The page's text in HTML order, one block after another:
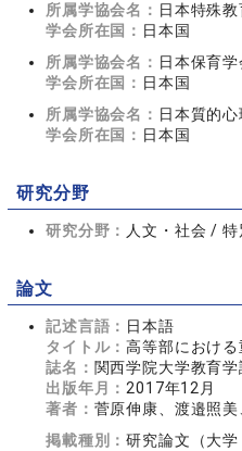
所属学協会名： 日本特殊
学会所在国： 日本国
所属学協会名： 日本保育学
学会所在国： 日本国
所属学協会名： 日本質的
学会所在国： 日本国
研究分野
研究分野： 人文・社会 /
論文
記述言語： 日本語
タイトル：高等部におけ
誌名： 関西学院大学教育
出版年月： 2017年12月
著者： 菅原伸康、渡邉照
掲載種別：研究論文（大学